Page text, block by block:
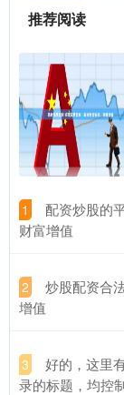
推荐阅读
1
配资炒股的
财富增值
2
炒股配资合
增值
3
好的，这里
录的标题，均控